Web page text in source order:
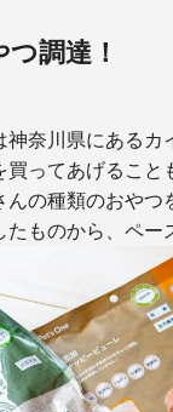
調達！
神奈川県にある
ってあげること
の種類のおやつ
たものから、ペ